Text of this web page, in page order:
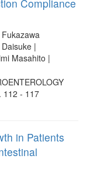
Compliance
|
Masahito |
112 - 117
in Patients